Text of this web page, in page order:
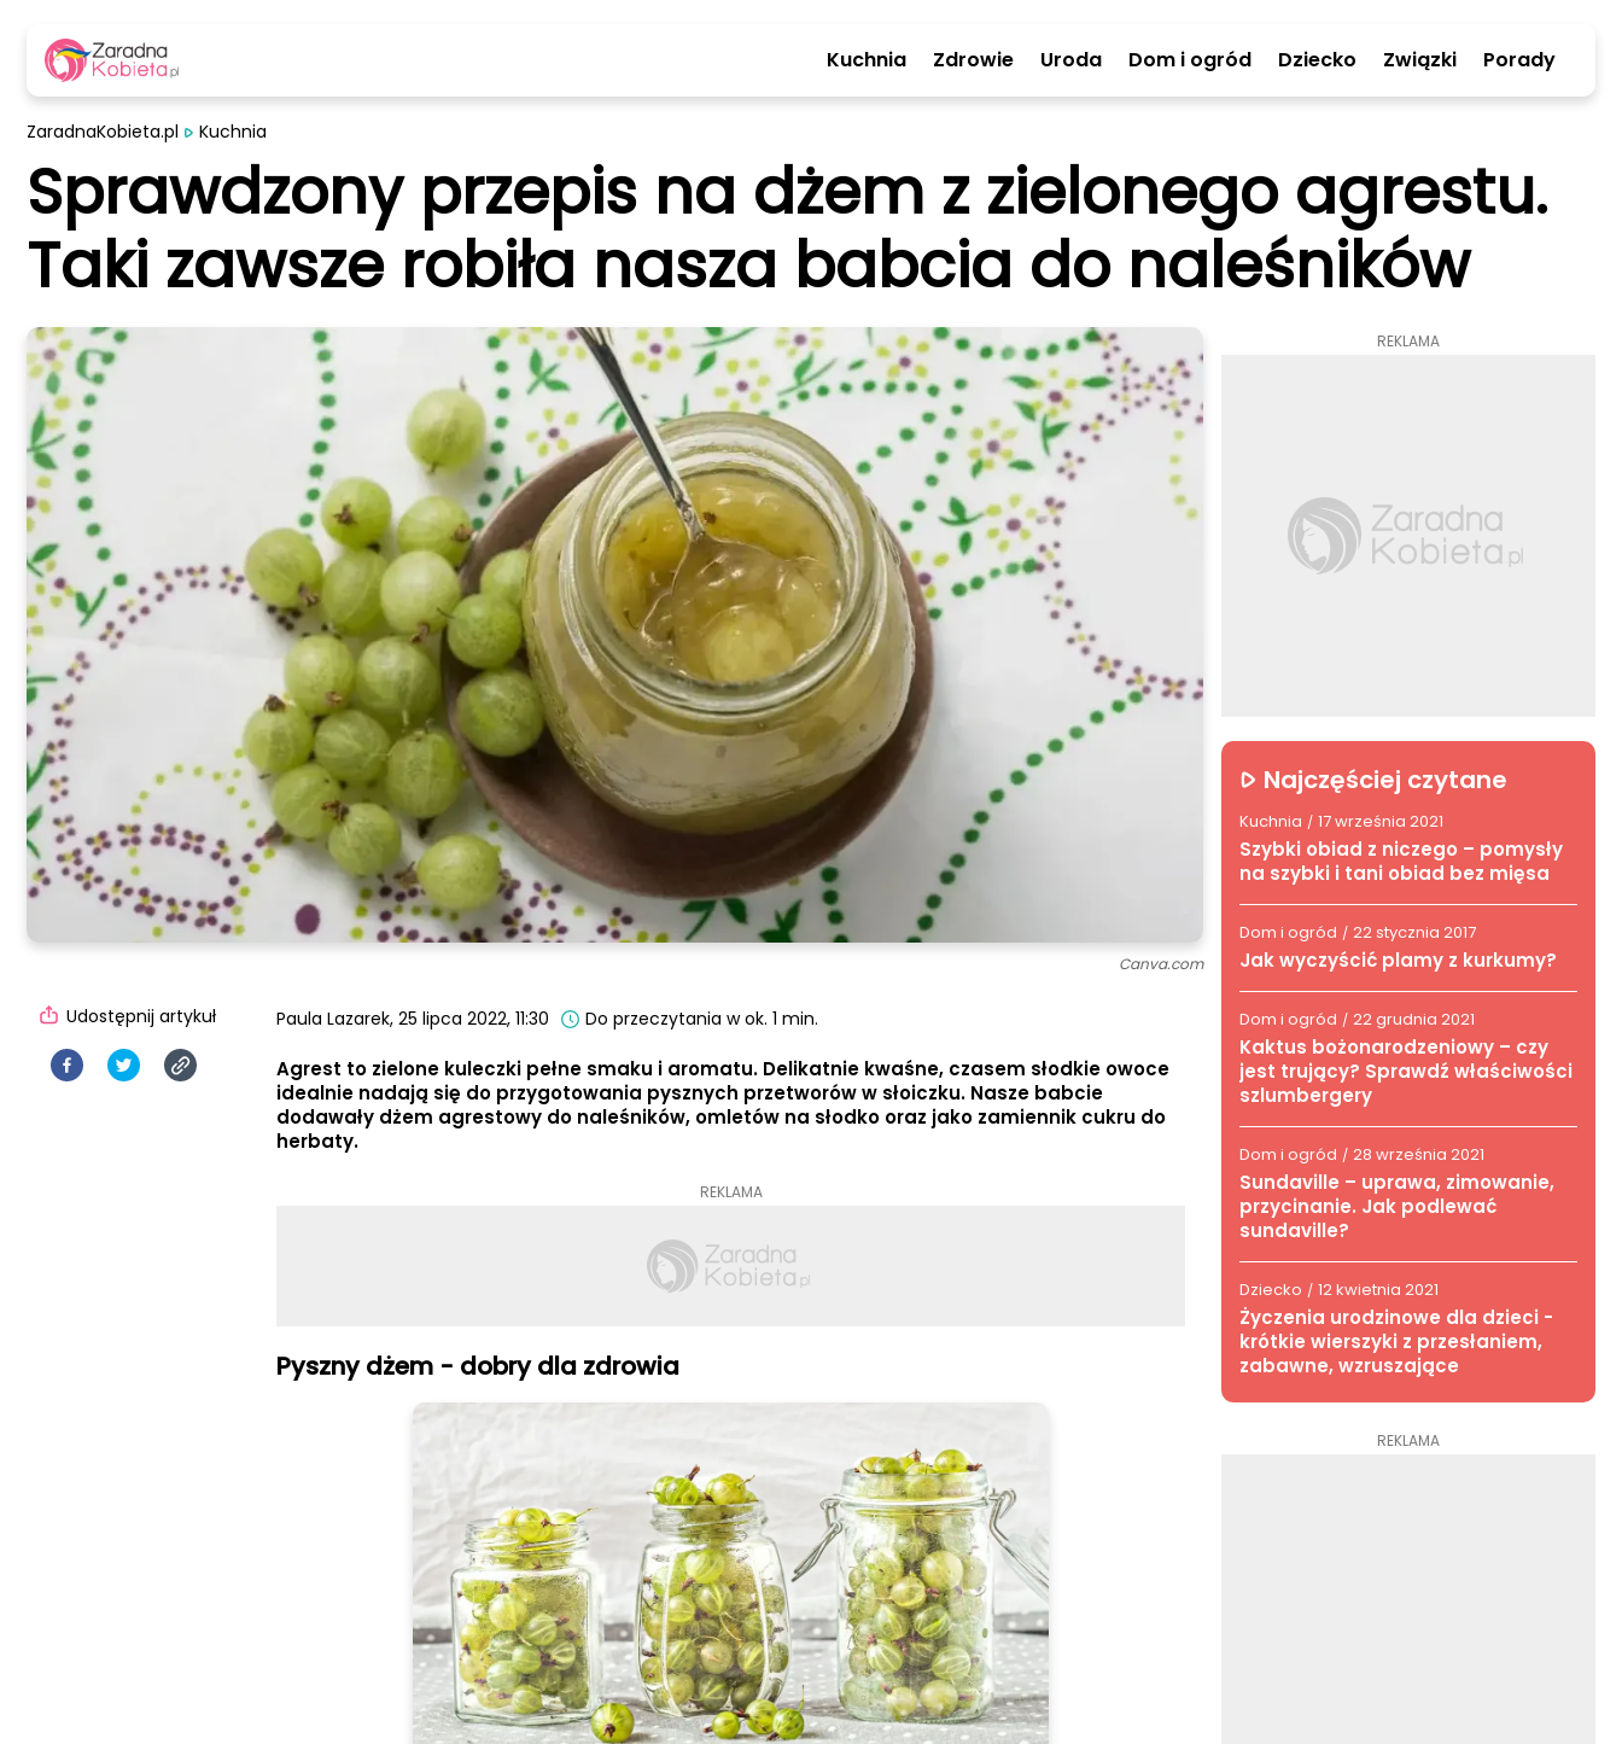
Kuchnia Zdrowie Uroda Dom i ogród Dziecko Związki Porady
Canva.com
ZaradnaKobieta.pl Kuchnia
Sprawdzony przepis na dżem z zielonego agrestu.
Taki zawsze robiła nasza babcia do naleśników
Paula Lazarek, 25 lipca 2022, 11:30 Do przeczytania w ok. 1 min.
Agrest to zielone kuleczki pełne smaku i aromatu. Delikatnie kwaśne, czasem słodkie owoce
idealnie nadają się do przygotowania pysznych przetworów w słoiczku. Nasze babcie
dodawały dżem agrestowy do naleśników, omletów na słodko oraz jako zamiennik cukru do
herbaty.
REKLAMA
Pyszny dżem - dobry dla zdrowia
Udostępnij artykuł
REKLAMA
Najczęściej czytane
Kuchnia / 17 września 2021
Szybki obiad z niczego – pomysły
na szybki i tani obiad bez mięsa
Dom i ogród / 22 stycznia 2017
Jak wyczyścić plamy z kurkumy?
Dom i ogród / 22 grudnia 2021
Kaktus bożonarodzeniowy – czy
jest trujący? Sprawdź właściwości
szlumbergery
Dom i ogród / 28 września 2021
Sundaville – uprawa, zimowanie,
przycinanie. Jak podlewać
sundaville?
Dziecko / 12 kwietnia 2021
Życzenia urodzinowe dla dzieci -
krótkie wierszyki z przesłaniem,
zabawne, wzruszające
REKLAMA